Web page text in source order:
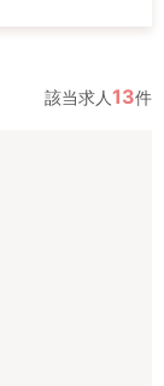
該当求人13件